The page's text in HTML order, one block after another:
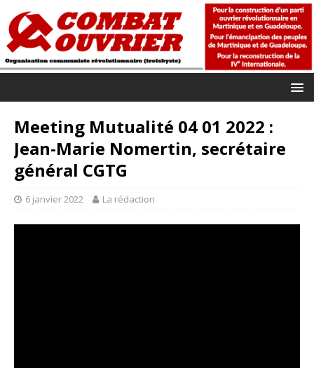
Meeting Mutualité 04 01 2022 :
Jean-Marie Nomertin, secrétaire
général CGTG
6 janvier 2022 La rédaction